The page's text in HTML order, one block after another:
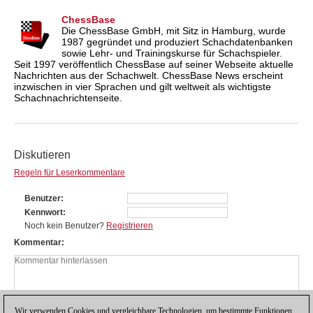
ChessBase
Die ChessBase GmbH, mit Sitz in Hamburg, wurde
1987 gegründet und produziert Schachdatenbanken
sowie Lehr- und Trainingskurse für Schachspieler.
Seit 1997 veröffentlich ChessBase auf seiner Webseite aktuelle
Nachrichten aus der Schachwelt. ChessBase News erscheint
inzwischen in vier Sprachen und gilt weltweit als wichtigste
Schachnachrichtenseite.
Diskutieren
Regeln für Leserkommentare
Benutzer
Kennwort
Noch kein Benutzer? Registrieren
Kommentar
Wir verwenden Cookies und vergleichbare Technologien, um bestimmte Funktionen